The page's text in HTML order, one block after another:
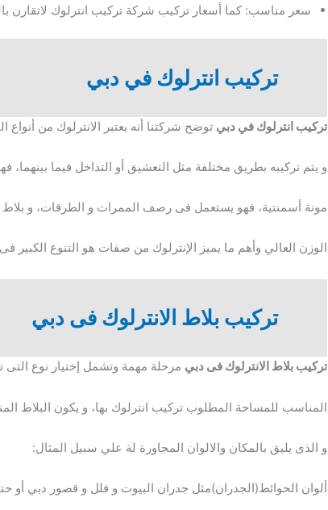
سعر مناسب: كما أسعار تركيب شركة تركيب انترلوك لاتقارن
تركيب انترلوك في دبي
تركيب انترلوك في دبي توضح شركتنا أنه يعتبر الانترلوك من
و يتم تركيبه بطريق مختلفة مثل التعشيق أو التداخل فيما
مونة أسمنتية، فهو يستعمل فى رصف الممرات و الطرقات، و بلاط
الوزن العالي وأهم ما يميز الإنترلوك من صفات هو التنوع
تركيب بلاط الانترلوك فى دبي
تركيب بلاط الانترلوك فى دبي مرحلة مهمة وتشمل إختيار نوع التى
المناسب للمساحة المطلوب تركيب انترلوك بها، و يكون البلاط
و الذى يليق بالمكان والالوان المجاورة لة علي سبيل المثال:
ألوان الحوائط(الجدران)مثل جدران البيوت و فلل و قصور دبي أو